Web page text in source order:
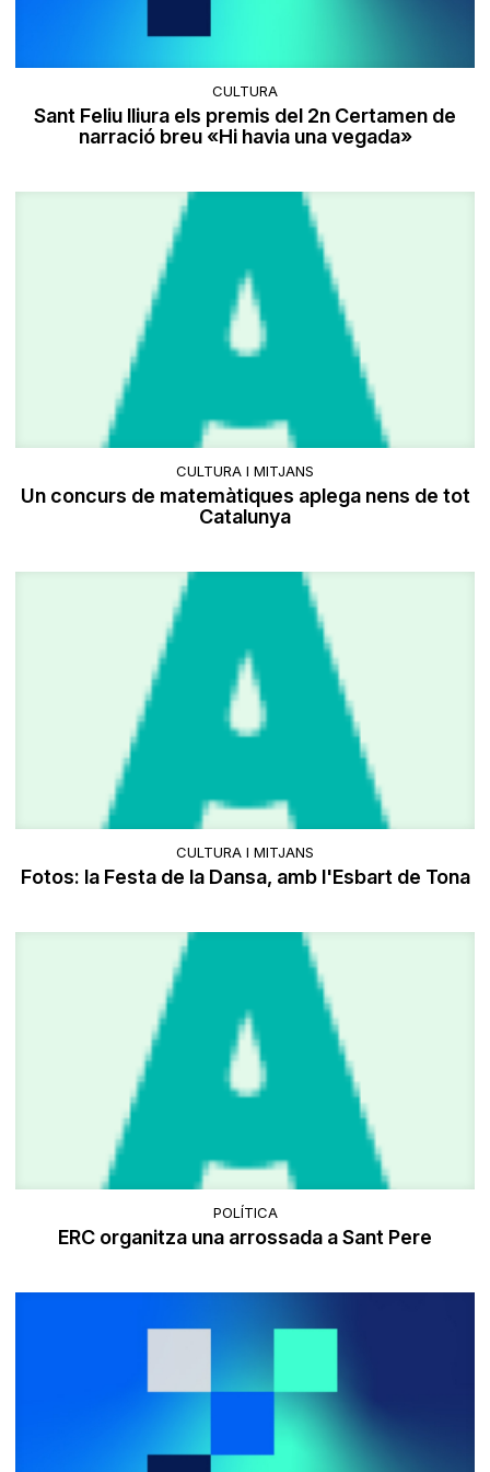
CULTURA
Sant Feliu lliura els premis del 2n Certamen de
narració breu «Hi havia una vegada»
CULTURA I MITJANS
Un concurs de matemàtiques aplega nens de tot
Catalunya
CULTURA I MITJANS
Fotos: la Festa de la Dansa, amb l'Esbart de Tona
POLÍTICA
ERC organitza una arrossada a Sant Pere